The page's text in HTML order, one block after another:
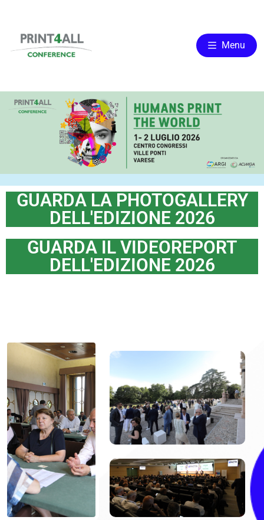
Menu
GUARDA LA PHOTOGALLERY
DELL'EDIZIONE 2026
GUARDA IL VIDEOREPORT
DELL'EDIZIONE 2026